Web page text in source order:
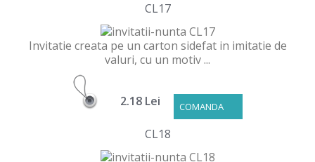
CL17
Invitatie creata pe un carton sidefat in imitatie de
valuri, cu un motiv ...
COMANDA
2.18 Lei
CL18